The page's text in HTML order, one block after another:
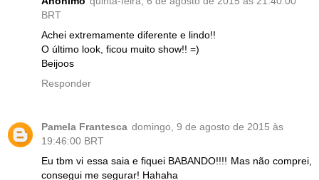
BRT
Achei extremamente diferente e lindo!!
O último look, ficou muito show!! =)
Beijoos
Responder
Pamela Frantesca domingo, 9 de agosto de 2015 às
19:46:00 BRT
Eu tbm vi essa saia e fiquei BABANDO!!!! Mas não comprei,
consegui me segurar! Hahaha